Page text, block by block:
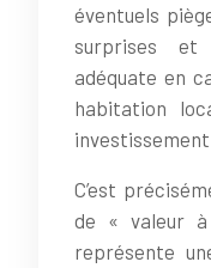
éventuels
surprises et
adéquate en
habitation
C’est
de « valeur
représente